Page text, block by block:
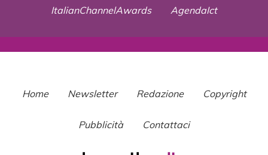
ItalianChannelAwards
AgendaIct
Home Newsletter Redazione Copyright
Pubblicità Contattaci